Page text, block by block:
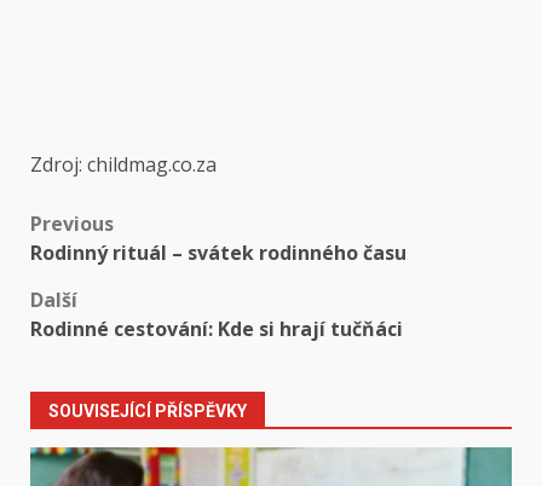
Zdroj: childmag.co.za
Post
navigation
Previous
Rodinný rituál – svátek rodinného času
Další
Rodinné cestování: Kde si hrají tučňáci
SOUVISEJÍCÍ PŘÍSPĚVKY